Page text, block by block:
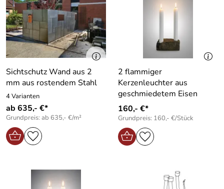
Sichtschutz Wand aus 2
mm aus rostendem Stahl
4 Varianten
ab 635,- €*
Grundpreis: ab 635,- €/m²
2 flammiger
Kerzenleuchter aus
geschmiedetem Eisen
160,- €*
Grundpreis: 160,- €/Stück